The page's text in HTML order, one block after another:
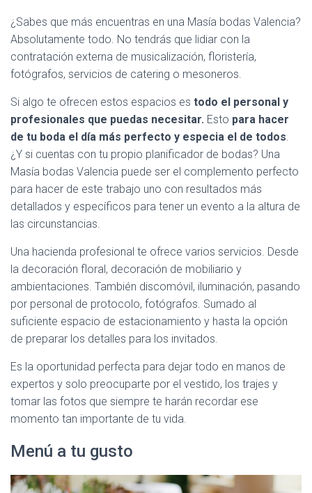
¿Sabes que más encuentras en una Masía bodas Valencia?
Absolutamente todo. No tendrás que lidiar con la
contratación externa de musicalización, floristería,
fotógrafos, servicios de catering o mesoneros.
Si algo te ofrecen estos espacios es todo el personal y
profesionales que puedas necesitar. Esto para hacer
de tu boda el día más perfecto y especia el de todos.
¿Y si cuentas con tu propio planificador de bodas? Una
Masía bodas Valencia puede ser el complemento perfecto
para hacer de este trabajo uno con resultados más
detallados y específicos para tener un evento a la altura de
las circunstancias.
Una hacienda profesional te ofrece varios servicios. Desde
la decoración floral, decoración de mobiliario y
ambientaciones. También discomóvil, iluminación, pasando
por personal de protocolo, fotógrafos. Sumado al
suficiente espacio de estacionamiento y hasta la opción
de preparar los detalles para los invitados.
Es la oportunidad perfecta para dejar todo en manos de
expertos y solo preocuparte por el vestido, los trajes y
tomar las fotos que siempre te harán recordar ese
momento tan importante de tu vida.
Menú a tu gusto